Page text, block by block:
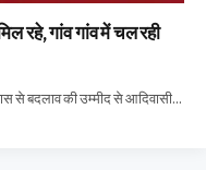
रहे, गांव गांव में चल रही
से बदलाव की उम्मीद से आदिवासी…